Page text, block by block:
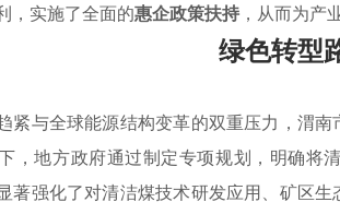
，实施了全面的惠企政策扶持 ，从而为产
绿色转型
紧与全球能源结构变革的双重压力，渭
，地方政府通过制定专项规划，明确将
著强化了对清洁煤技术研发应用、矿区